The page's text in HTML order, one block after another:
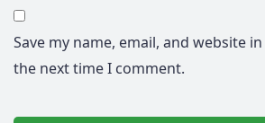
Save my name, email, and website
the next time I comment.